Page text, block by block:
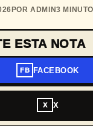
POR ADMIN3
ESTA NOTA
FB FACEBOOK
X X